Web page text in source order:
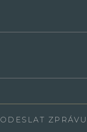
ODESLAT ZPRÁVU